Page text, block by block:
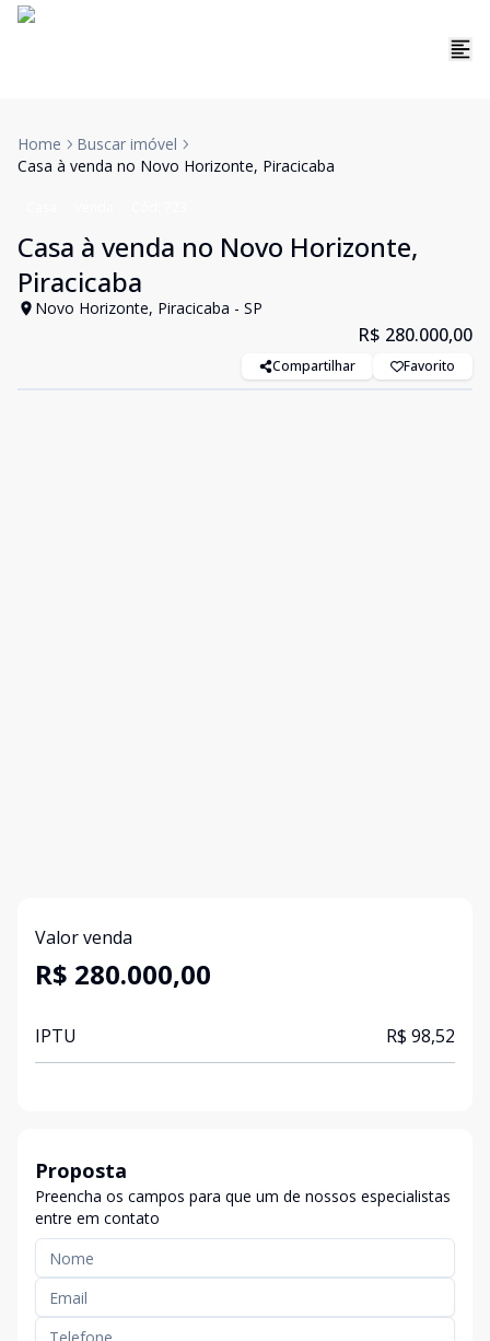
Home
Buscar imóvel
Casa à venda no Novo Horizonte, Piracicaba
Casa à venda no Novo Horizonte,
Piracicaba
Novo Horizonte, Piracicaba - SP
R$ 280.000,00
Compartilhar Favorito
Valor venda
R$ 280.000,00
IPTU R$ 98,52
Proposta
Preencha os campos para que um de nossos especialistas
entre em contato